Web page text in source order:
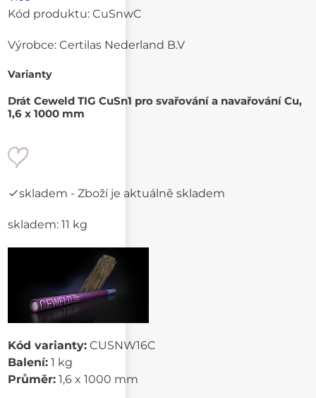
Kód produktu: CuSnwC
Výrobce: Certilas Nederland B.V
Varianty
Drát Ceweld TIG CuSn1 pro svařování a navařování Cu,
1,6 x 1000 mm
skladem - Zboží je aktuálně skladem
skladem: 11 kg
Kód varianty: CUSNW16C
Balení: 1 kg
Průměr: 1,6 x 1000 mm